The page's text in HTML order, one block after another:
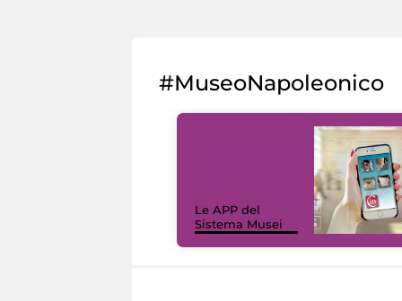
#MuseoNapoleonico
Le APP del
Sistema Musei